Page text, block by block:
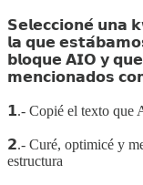
𝗦𝗲𝗹𝗲𝗰𝗰𝗶𝗼𝗻𝗲́ 𝘂𝗻𝗮
𝗹𝗮 𝗾𝘂𝗲
𝗯𝗹𝗼𝗾𝘂𝗲 𝗔𝗜𝗢 𝘆
𝗺𝗲𝗻𝗰𝗶𝗼𝗻𝗮𝗱𝗼𝘀
𝟭.- Copié el texto que
𝟮.- Curé, optimicé y
estructura